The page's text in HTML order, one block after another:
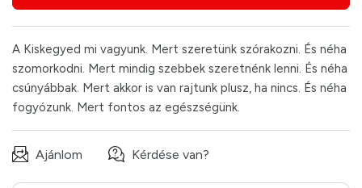
A Kiskegyed mi vagyunk. Mert szeretünk szórakozni. És néha
szomorkodni. Mert mindig szebbek szeretnénk lenni. És néha
csúnyábbak. Mert akkor is van rajtunk plusz, ha nincs. És néha
fogyózunk. Mert fontos az egészségünk.
Ajánlom Kérdése van?